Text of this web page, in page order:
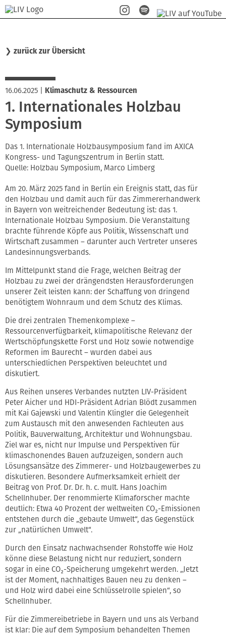
❯ zurück zur Übersicht
16.06.2025 Klimaschutz & Ressourcen
1. Internationales Holzbau
Symposium
Das 1. Internationale Holzbausymposium fand im AXICA
Kongress- und Tagungszentrum in Berlin statt.
Quelle: Holzbau Symposium, Marco Limberg
Am 20. März 2025 fand in Berlin ein Ereignis statt, das für
den Holzbau und damit auch für das Zimmererhandwerk
in Bayern von weitreichender Bedeutung ist: das 1.
Internationale Holzbau Symposium. Die Veranstaltung
brachte führende Köpfe aus Politik, Wissenschaft und
Wirtschaft zusammen – darunter auch Vertreter unseres
Landesinnungsverbands.
Im Mittelpunkt stand die Frage, welchen Beitrag der
Holzbau zu zwei der drängendsten Herausforderungen
unserer Zeit leisten kann: der Schaffung von dringend
benötigtem Wohnraum und dem Schutz des Klimas.
Die drei zentralen Themenkomplexe –
Ressourcenverfügbarkeit, klimapolitische Relevanz der
Wertschöpfungskette Forst und Holz sowie notwendige
Reformen im Baurecht – wurden dabei aus
unterschiedlichen Perspektiven beleuchtet und
diskutiert.
Aus Reihen unseres Verbandes nutzten LIV-Präsident
Peter Aicher und HDI-Präsident Adrian Blödt zusammen
mit Kai Gajewski und Valentin Klingler die Gelegenheit
zum Austausch mit den anwesenden Fachleuten aus
Politik, Bauverwaltung, Architektur und Wohnungsbau.
Ziel war es, nicht nur Impulse und Perspektiven für
klimaschonendes Bauen aufzuzeigen, sondern auch
Lösungsansätze des Zimmerer- und Holzbaugewerbes zu
diskutieren. Besondere Aufmerksamkeit erhielt der
Beitrag von Prof. Dr. Dr. h. c. mult. Hans Joachim
Schellnhuber. Der renommierte Klimaforscher machte
deutlich: Etwa 40 Prozent der weltweiten CO₂-Emissionen
entstehen durch die „gebaute Umwelt“, das Gegenstück
zur „natürlichen Umwelt“.
Durch den Einsatz nachwachsender Rohstoffe wie Holz
könne diese Belastung nicht nur reduziert, sondern
sogar in eine CO₂-Speicherung umgekehrt werden. „Jetzt
ist der Moment, nachhaltiges Bauen neu zu denken –
und Holz wird dabei eine Schlüsselrolle spielen“, so
Schellnhuber.
Für die Zimmereibetriebe in Bayern und uns als Verband
ist klar: Die auf dem Symposium behandelten Themen